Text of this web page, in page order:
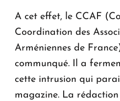
A cet effet, le CCAF
Coordination des
Arméniennes de
communqué. Il a
cette intrusion qui
magazine. La